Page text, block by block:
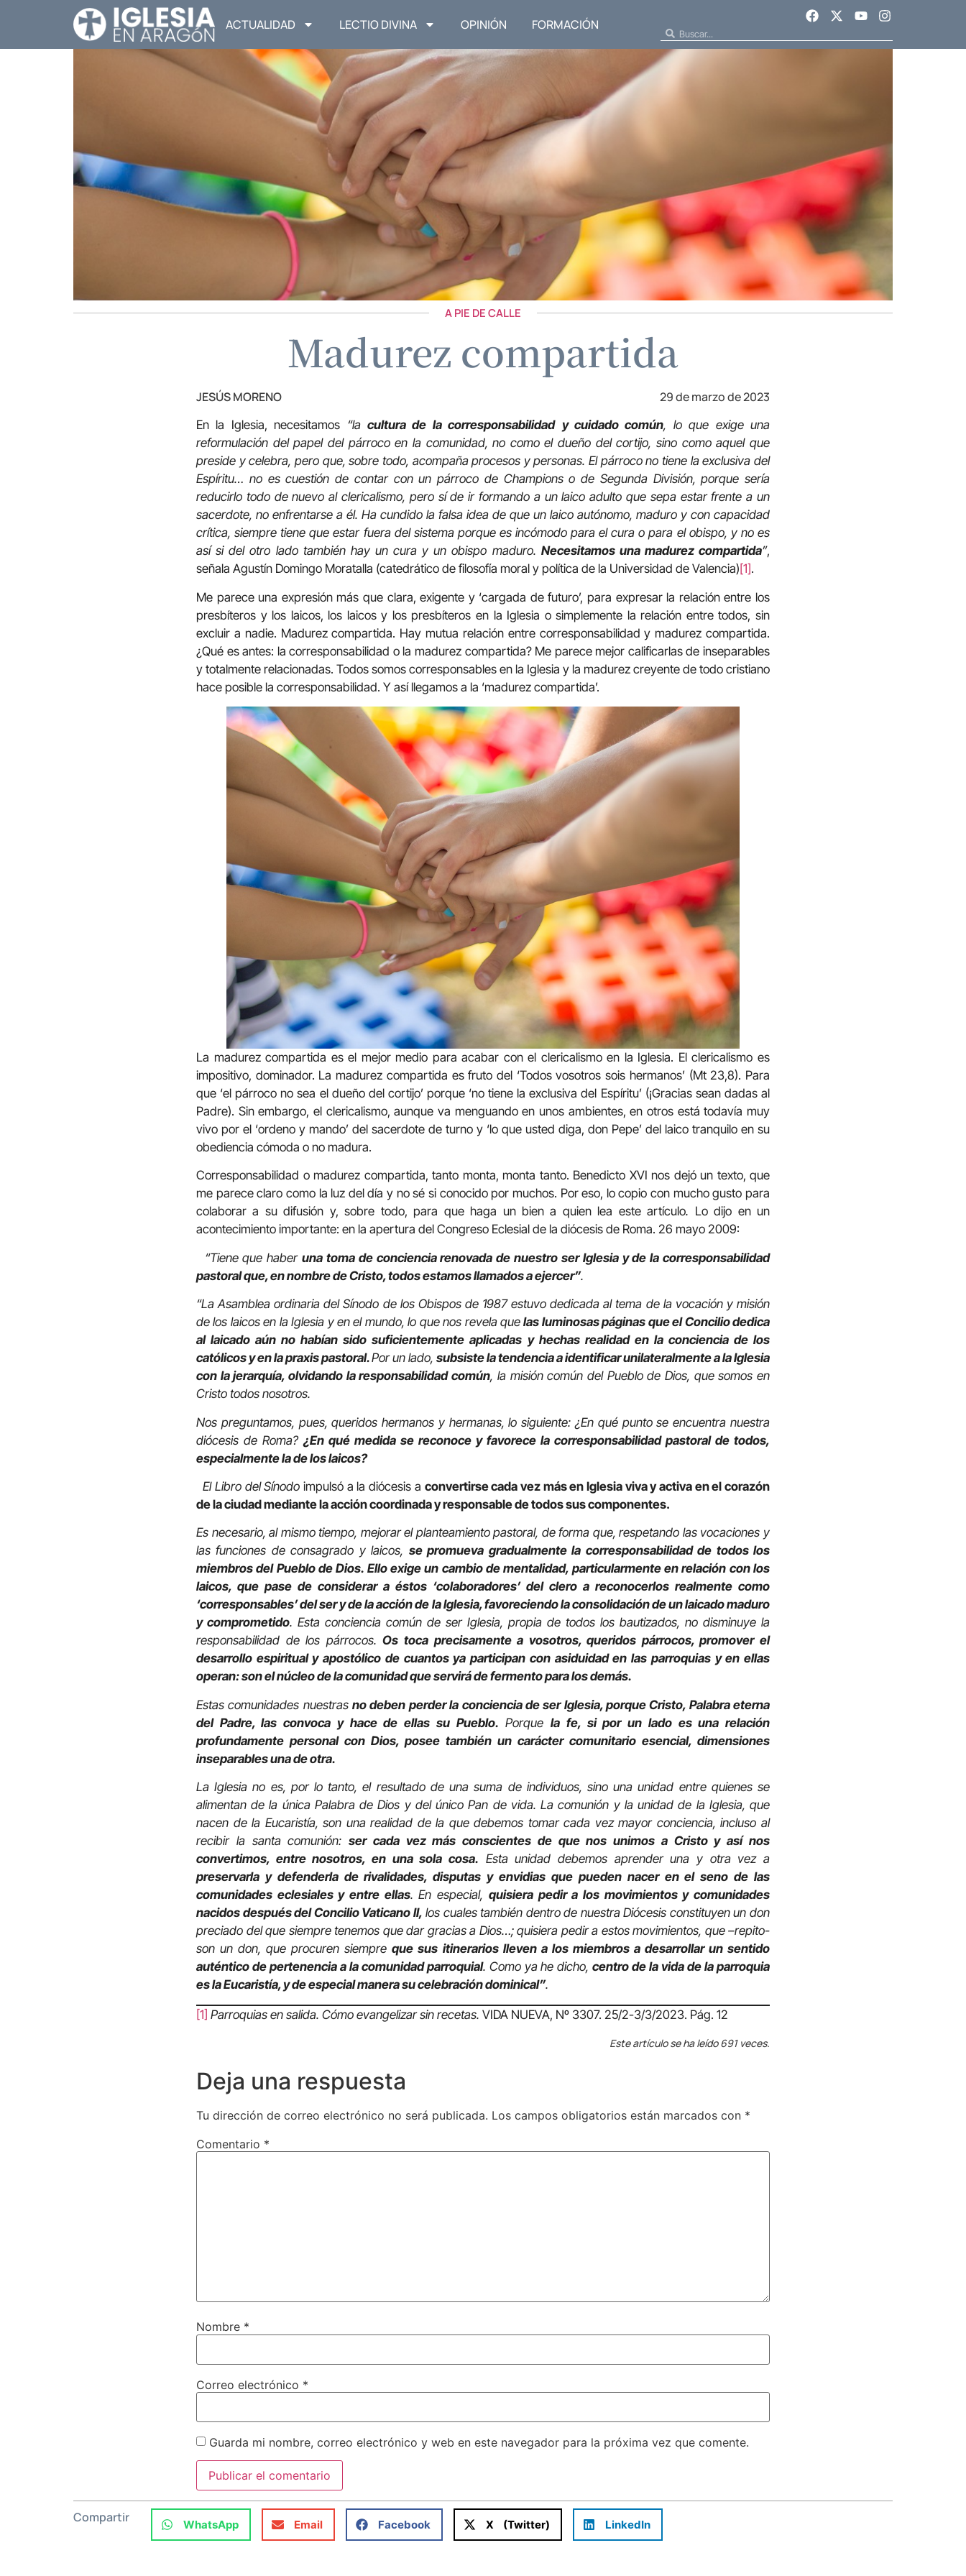
ACTUALIDAD LECTIO DIVINA OPINIÓN FORMACIÓN
A PIE DE CALLE
Madurez compartida
JESÚS MORENO 29 de marzo de 2023
En la Iglesia, necesitamos “lacultura de la corresponsabilidad y cuidado común, lo que exige una
reformulación del papel del párroco en la comunidad, no como el dueño del cortijo, sino como aquel que
preside y celebra, pero que, sobre todo, acompaña procesos y personas. El párroco no tiene la exclusiva del
Espíritu… no es cuestión de contar con un párroco de Champions o de Segunda División, porque sería
reducirlo todo de nuevo al clericalismo, pero sí de ir formando a un laico adulto que sepa estar frente a un
sacerdote, no enfrentarse a él. Ha cundido la falsa idea de que un laico autónomo, maduro y con capacidad
crítica, siempre tiene que estar fuera del sistema porque es incómodo para el cura o para el obispo, y no es
así si del otro lado también hay un cura y un obispo maduro. Necesitamos una madurez compartida”,
señala Agustín Domingo Moratalla (catedrático de filosofía moral y política de la Universidad de Valencia)[1].
Me parece una expresión más que clara, exigente y ‘cargada de futuro’, para expresar la relación entre los
presbíteros y los laicos, los laicos y los presbíteros en la Iglesia o simplemente la relación entre todos, sin
excluir a nadie. Madurez compartida. Hay mutua relación entre corresponsabilidad y madurez compartida.
¿Qué es antes: la corresponsabilidad o la madurez compartida? Me parece mejor calificarlas de inseparables
y totalmente relacionadas. Todos somos corresponsables en la Iglesia y la madurez creyente de todo cristiano
hace posible la corresponsabilidad. Y así llegamos a la ‘madurez compartida’.
La madurez compartida es el mejor medio para acabar con el clericalismo en la Iglesia. El clericalismo es
impositivo, dominador. La madurez compartida es fruto del ‘Todos vosotros sois hermanos’ (Mt 23,8). Para
que ‘el párroco no sea el dueño del cortijo’ porque ‘no tiene la exclusiva del Espíritu’ (¡Gracias sean dadas al
Padre). Sin embargo, el clericalismo, aunque va menguando en unos ambientes, en otros está todavía muy
vivo por el ‘ordeno y mando’ del sacerdote de turno y ‘lo que usted diga, don Pepe’ del laico tranquilo en su
obediencia cómoda o no madura.
Corresponsabilidad o madurez compartida, tanto monta, monta tanto. Benedicto XVI nos dejó un texto, que
me parece claro como la luz del día y no sé si conocido por muchos. Por eso, lo copio con mucho gusto para
colaborar a su difusión y, sobre todo, para que haga un bien a quien lea este artículo. Lo dijo en un
acontecimiento importante: en la apertura del Congreso Eclesial de la diócesis de Roma. 26 mayo 2009:
“Tiene que haberuna toma de conciencia renovada de nuestro ser Iglesia y de la corresponsabilidad
pastoral que, en nombre de Cristo, todos estamos llamados a ejercer”.
“La Asamblea ordinaria del Sínodo de los Obispos de 1987 estuvo dedicada al tema de la vocación y misión
de los laicos en la Iglesia y en el mundo, lo que nos revela quelas luminosas páginas que el Concilio dedica
al laicado aún no habían sido suficientemente aplicadas y hechas realidad en la conciencia de los
católicos y en la praxis pastoral.Por un lado, subsiste la tendencia a identificar unilateralmente a la Iglesia
con la jerarquía, olvidando la responsabilidad común, la misión común del Pueblo de Dios, que somos en
Cristo todos nosotros.
Nos preguntamos, pues, queridos hermanos y hermanas, lo siguiente: ¿En qué punto se encuentra nuestra
diócesis de Roma? ¿En qué medida se reconoce y favorece la corresponsabilidad pastoral de todos,
especialmente la de los laicos?
El Libro del Sínodo impulsó a la diócesis a convertirse cada vez más en Iglesia viva y activa en el corazón
de la ciudad mediante la acción coordinada y responsable de todos sus componentes.
Es necesario, al mismo tiempo, mejorar el planteamiento pastoral, de forma que, respetando las vocaciones y
las funciones de consagrado y laicos, se promueva gradualmente la corresponsabilidad de todos los
miembros del Pueblo de Dios. Ello exige un cambio de mentalidad, particularmente en relación con los
laicos, que pase de considerar a éstos ‘colaboradores’ del clero a reconocerlos realmente como
‘corresponsables’ del ser y de la acción de la Iglesia, favoreciendo la consolidación de un laicado maduro
y comprometido. Esta conciencia común de ser Iglesia, propia de todos los bautizados, no disminuye la
responsabilidad de los párrocos.Os toca precisamente a vosotros, queridos párrocos, promover el
desarrollo espiritual y apostólico de cuantos ya participan con asiduidad en las parroquias y en ellas
operan: son el núcleo de la comunidad que servirá de fermento para los demás.
Estas comunidades nuestrasno deben perder la conciencia de ser Iglesia, porque Cristo, Palabra eterna
del Padre, las convoca y hace de ellas su Pueblo. Porquela fe, si por un lado es una relación
profundamente personal con Dios, posee también un carácter comunitario esencial, dimensiones
inseparables una de otra.
La Iglesia no es, por lo tanto, el resultado de una suma de individuos, sino una unidad entre quienes se
alimentan de la única Palabra de Dios y del único Pan de vida. La comunión y la unidad de la Iglesia, que
nacen de la Eucaristía, son una realidad de la que debemos tomar cada vez mayor conciencia, incluso al
recibir la santa comunión:ser cada vez más conscientes de que nos unimos a Cristo y así nos
convertimos, entre nosotros, en una sola cosa. Esta unidad debemos aprender una y otra vez a
preservarla y defenderla de rivalidades, disputas y envidias que pueden nacer en el seno de las
comunidades eclesiales y entre ellas. En especial, quisiera pedir a los movimientos y comunidades
nacidos después del Concilio Vaticano II, los cuales también dentro de nuestra Diócesis constituyen un don
preciado del que siempre tenemos que dar gracias a Dios…; quisiera pedir a estos movimientos, que –repito-
son un don, que procuren siempreque sus itinerarios lleven a los miembros a desarrollar un sentido
auténtico de pertenencia a la comunidad parroquial. Como ya he dicho,centro de la vida de la parroquia
es la Eucaristía, y de especial manera su celebración dominical”.
[1] Parroquias en salida. Cómo evangelizar sin recetas. VIDA NUEVA, Nº 3307. 25/2-3/3/2023. Pág. 12
Este artículo se ha leído 691 veces.
Deja una respuesta
Tu dirección de correo electrónico no será publicada. Los campos obligatorios están marcados con *
Comentario *
Nombre *
Correo electrónico *
Guarda mi nombre, correo electrónico y web en este navegador para la próxima vez que comente.
Compartir WhatsApp Email Facebook X (Twitter) LinkedIn